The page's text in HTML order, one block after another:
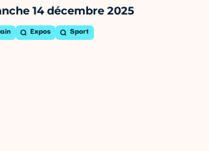
14 décembre 2025
Expos Sport